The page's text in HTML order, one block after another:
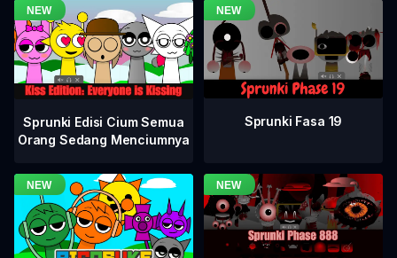
Sprunki Edisi Cium Semua
Orang Sedang Menciumnya
Sprunki Fasa 19